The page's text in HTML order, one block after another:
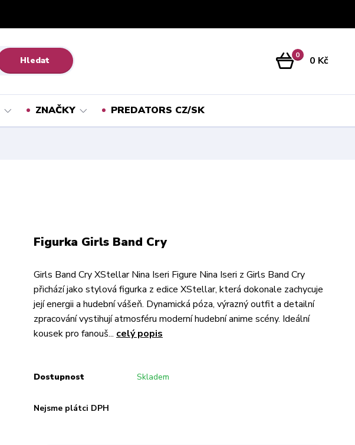
Hledat 0 0 Kč
ZNAČKY PREDATORS CZ/SK
Figurka Girls Band Cry
Girls Band Cry XStellar Nina Iseri Figure Nina Iseri z Girls Band Cry
přichází jako stylová figurka z edice XStellar, která dokonale zachycuje
její energii a hudební vášeň. Dynamická póza, výrazný outfit a detailní
zpracování vystihují atmosféru moderní hudební anime scény. Ideální
kousek pro fanouš... celý popis
Dostupnost Skladem
Nejsme plátci DPH